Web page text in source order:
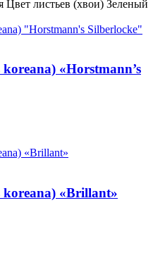
листьев (хвои) Зеленый
«Horstmann’s
koreana) «Brillant»